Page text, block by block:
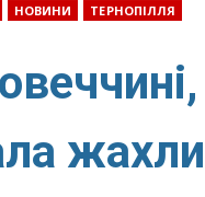
НОВИНИ ТЕРНОПІЛЛЯ